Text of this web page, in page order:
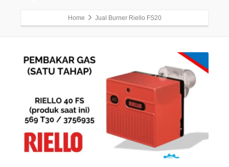
Home Jual Burner Riello FS20